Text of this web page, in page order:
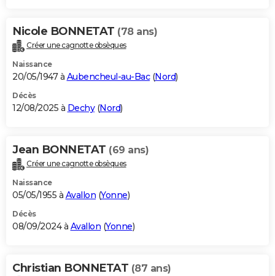
Bricolage
Lifestyle
Culture
Sport
Auto
Television
Voyage
Cinema
Nicole BONNETAT (78 ans)
Créer une cagnotte obsèques
Naissance
20/05/1947 à Aubencheul-au-Bac(Nord)
Décès
12/08/2025 à Dechy(Nord)
Jean BONNETAT (69 ans)
Créer une cagnotte obsèques
Naissance
05/05/1955 à Avallon (Yonne)
Décès
08/09/2024 à Avallon (Yonne)
Christian BONNETAT (87 ans)